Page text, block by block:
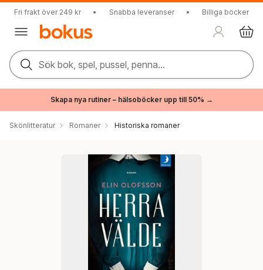
Fri frakt över 249 kr • Snabba leveranser • Billiga böcker
Sök bok, spel, pussel, penna...
Skapa nya rutiner – hälsoböcker upp till 50% →
Skönlitteratur Romaner Historiska romaner